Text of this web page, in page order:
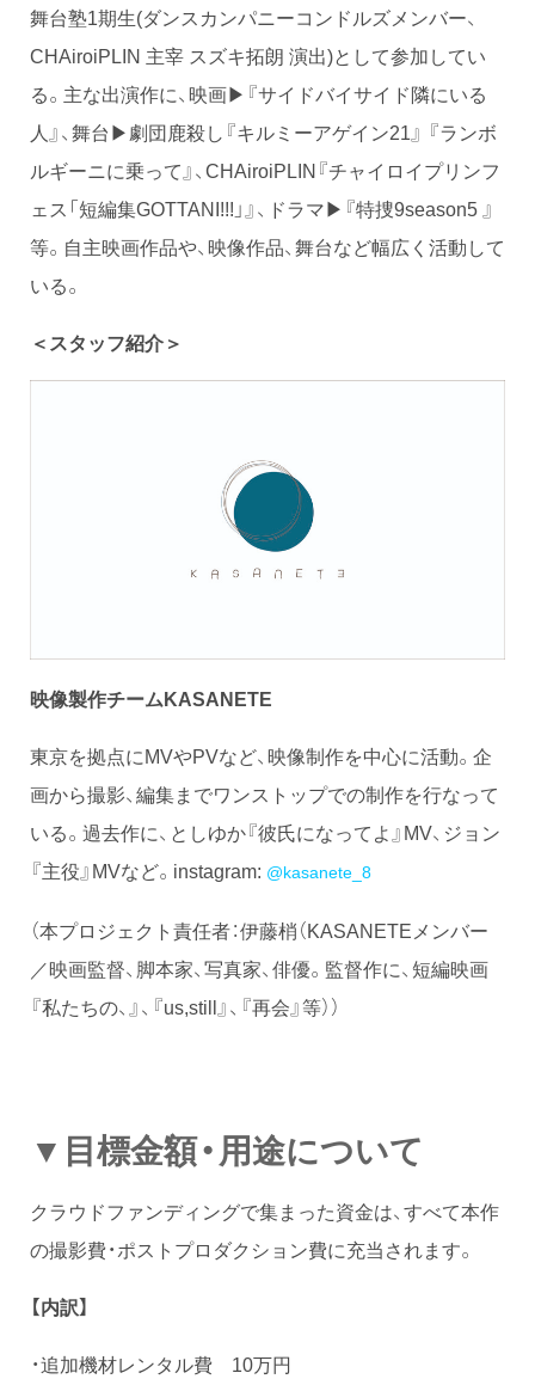
舞台塾1期生(ダンスカンパニーコンドルズメンバー、
CHAiroiPLIN 主宰 スズキ拓朗 演出)として参加してい
る。主な出演作に、映画▶『サイドバイサイド隣にいる
人』、舞台▶劇団鹿殺し『キルミーアゲイン21』 『ランボ
ルギーニに乗って』、CHAiroiPLIN『チャイロイプリンフ
ェス「短編集GOTTANI!!!」』、ドラマ▶『特捜9season5 』
等。自主映画作品や、映像作品、舞台など幅広く活動して
いる。
＜スタッフ紹介＞
映像製作チームKASANETE
東京を拠点にMVやPVなど、映像制作を中心に活動。⁣企
画から撮影、編集までワンストップでの制作を行なって
いる。過去作に、としゆか『彼氏になってよ』MV、ジョン
『主役』MVなど。instagram: @kasanete_8
（本プロジェクト責任者：伊藤梢（KASANETEメンバー
／映画監督、脚本家、写真家、俳優。監督作に、短編映画
『私たちの、』、『us,still』、『再会』等））
▼目標金額・用途について
クラウドファンディングで集まった資金は、すべて本作
の撮影費・ポストプロダクション費に充当されます。
【内訳】
・追加機材レンタル費 10万円